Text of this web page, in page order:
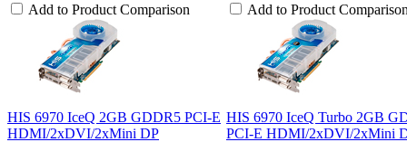
Add to Product Comparison
Add to Product
HIS 6970 IceQ 2GB GDDR5 PCI-E
HDMI/2xDVI/2xMini DP
HIS 6970 IceQ Turbo 2GB
PCI-E HDMI/2xDVI/2xMini